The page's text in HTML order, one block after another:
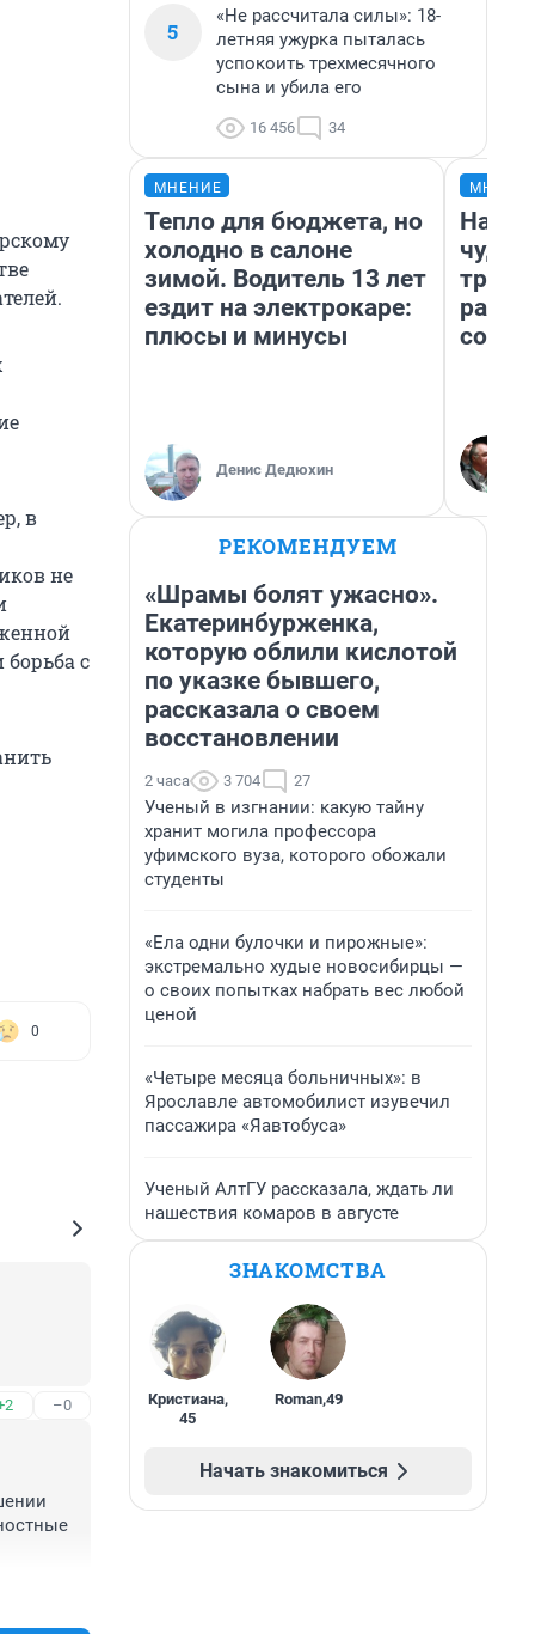
в
не
с
0
–0
5
«Не рассчитала силы»: 18-
летняя ужурка пыталась
успокоить трехмесячного
сына и убила его
16 456 34
МНЕНИЕ
Тепло для бюджета, но
холодно в салоне
зимой. Водитель 13 лет
ездит на электрокаре:
плюсы и минусы
Денис Дедюхин
РЕКОМЕНДУЕМ
«Шрамы болят ужасно».
Екатеринбурженка,
которую облили кислотой
по указке бывшего,
рассказала о своем
восстановлении
2 часа 3 704 27
Ученый в изгнании: какую тайну
хранит могила профессора
уфимского вуза, которого обожали
студенты
«Ела одни булочки и пирожные»:
экстремально худые новосибирцы —
о своих попытках набрать вес любой
ценой
«Четыре месяца больничных»: в
Ярославле автомобилист изувечил
пассажира «Яавтобуса»
Ученый АлтГУ рассказала, ждать ли
нашествия комаров в августе
ЗНАКОМСТВА
Кристиана,
45
Roman,49
Начать знакомиться